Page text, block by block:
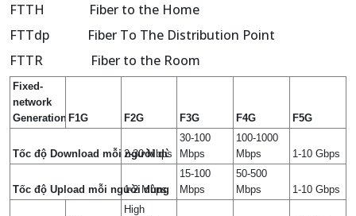
FTTH Fiber to the Home
FTTdp Fiber To The Distribution Point
FTTR Fiber to the Room
Fixed-
network
Generation F1G F2G F3G F4G F5G
Tốc độ Download mỗi người dùng
2-30 Mbps
30-100
Mbps
100-1000
Mbps
1-10 Gbps
Tốc độ Upload mỗi người dùng
1-2 Mbps
15-100
Mbps
50-500
Mbps
1-10 Gbps
High